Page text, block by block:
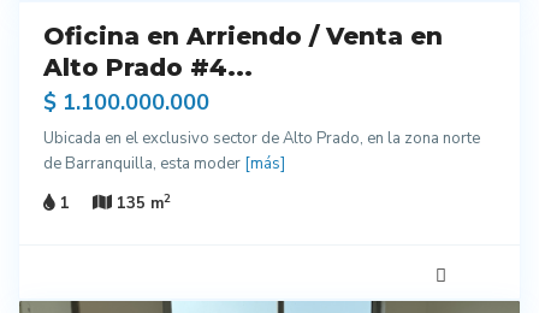
Oficina en Arriendo / Venta en
Alto Prado #4...
$ 1.100.000.000
Ubicada en el exclusivo sector de Alto Prado, en la zona norte
de Barranquilla, esta moder [más]
1
135 m2